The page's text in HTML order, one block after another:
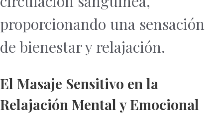
proporcionando una sensación
de bienestar y relajación.
El Masaje Sensitivo en la
Relajación Mental y Emocional